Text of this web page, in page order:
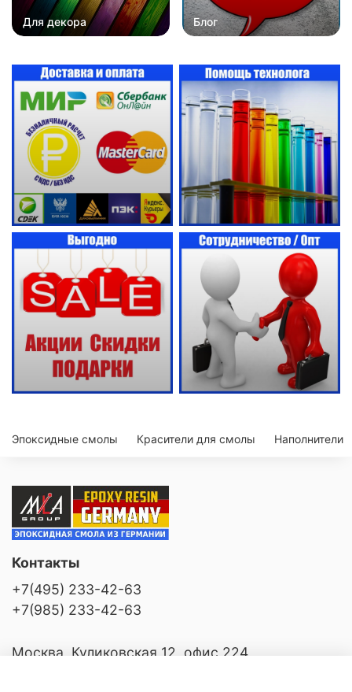
Для декора Блог
Эпоксидные смолы Красители для смолы Наполнители
Контакты
+7(495) 233-42-63
+7(985) 233-42-63
Москва, Куликовская 12, офис 224